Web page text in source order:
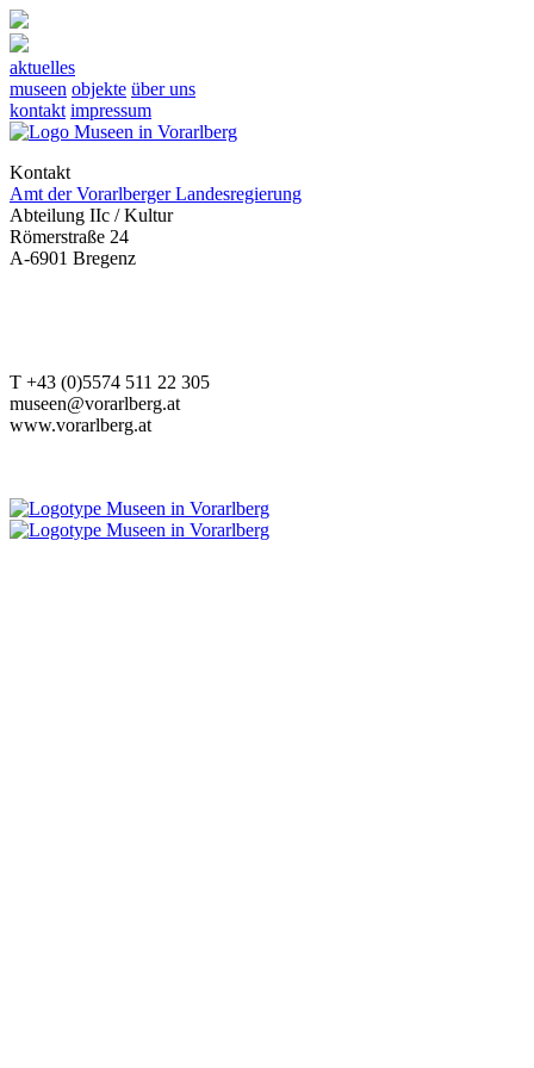
aktuelles
museen objekte über uns
kontakt impressum
Kontakt
Amt der Vorarlberger Landesregierung
Abteilung IIc / Kultur
Römerstraße 24
A-6901 Bregenz
T +43 (0)5574 511 22 305
museen@vorarlberg.at
www.vorarlberg.at